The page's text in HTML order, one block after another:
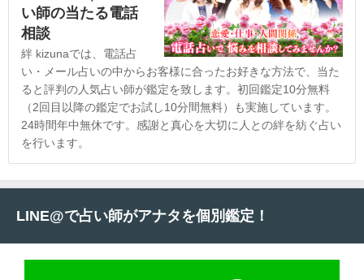
い師の当たる電話
相談
絆 kizunaでは、電話占
い・メール占いの中からお客様に合ったお好きな方法で、当た
ると評判の人気占い師が鑑定を致します。初回鑑定10分無料
（2回目以降の鑑定でお試し10分間無料）も実施しています。
24時間年中無休です。感謝と真心を大切に人との絆を紡ぐ占い
を行います。
LINE@で占い師がアナタを個別鑑定！